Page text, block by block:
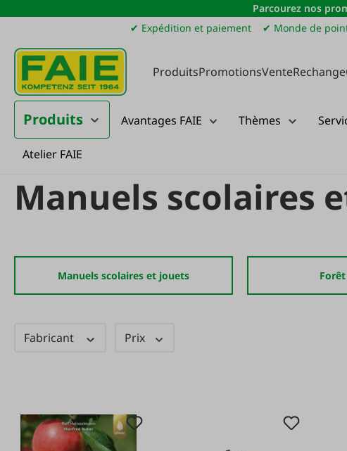
au contenu principal
Passer à la recherche
Passer à la navigation principale
Parcourez nos
✔ Expédition et paiement
✔ Monde de
ProduitsPromotionsVenteRechange
Produits Avantages FAIE Thèmes
Atelier FAIE
Produits Foresterie
Manuels scolaires
Manuels scolaires et jouets
Fabricant Prix